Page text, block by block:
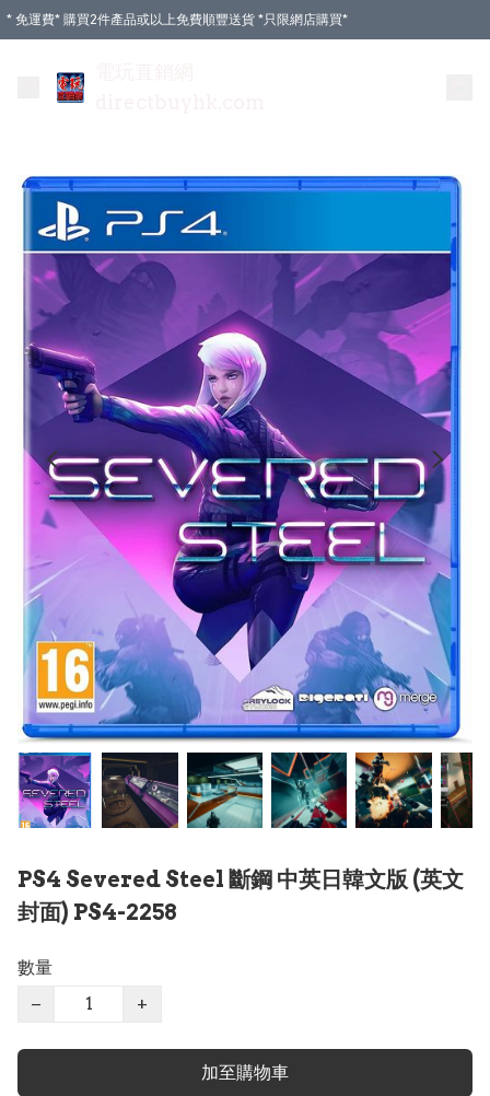
* 免運費* 購買2件產品或以上免費順豐送貨 *只限網店購買*
PS4 Severed Steel 斷鋼 中英日韓文版 (英文
封面) PS4-2258
數量
−
+
加至購物車